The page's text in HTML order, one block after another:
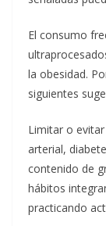
El consumo
la obesidad.
siguientes
Limitar o
arterial,
contenido de
hábitos
practicando